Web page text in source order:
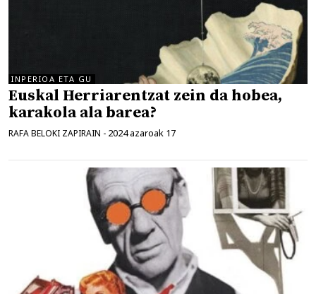
INPERIOA ETA GU
Euskal Herriarentzat zein da hobea,
karakola ala barea?
RAFA BELOKI ZAPIRAIN - 2024 azaroak 17